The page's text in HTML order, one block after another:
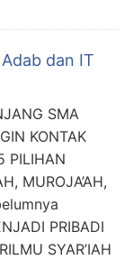
dan IT
SMA
KONTAK
PILIHAN
MUROJA’AH,
PRIBADI
SYAR’IAH